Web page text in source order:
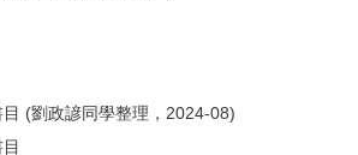
(劉政諺同學整理，2024-08)